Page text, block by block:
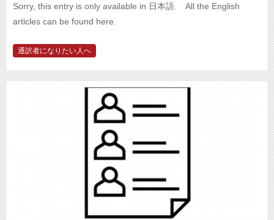
Sorry, this entry is only available in 日本語. All the English
articles can be found here.
通訳者になりたい人へ